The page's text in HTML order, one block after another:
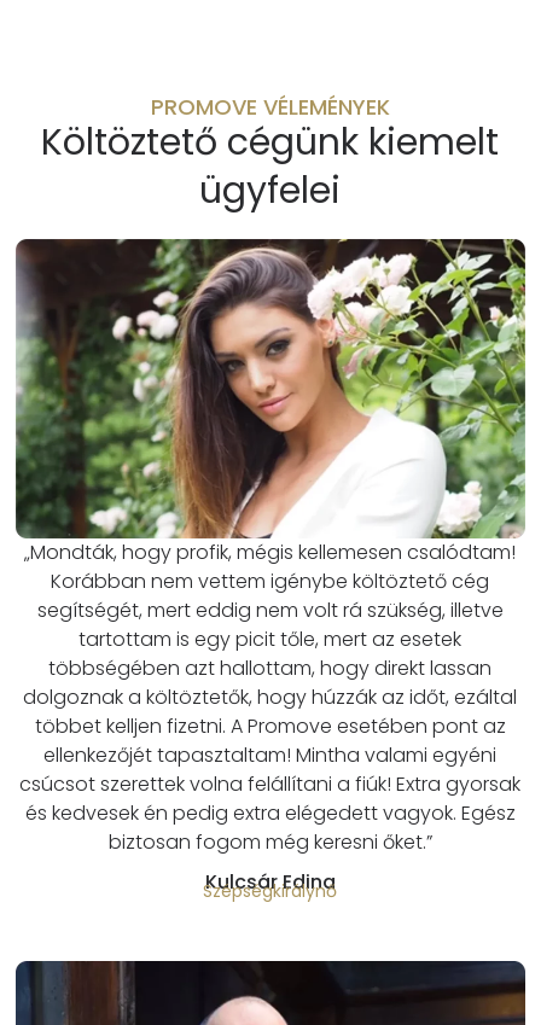
PROMOVE VÉLEMÉNYEK
Költöztető cégünk kiemelt
ügyfelei
„Mondták, hogy profik, mégis kellemesen csalódtam!
Korábban nem vettem igénybe költöztető cég
segítségét, mert eddig nem volt rá szükség, illetve
tartottam is egy picit tőle, mert az esetek
többségében azt hallottam, hogy direkt lassan
dolgoznak a költöztetők, hogy húzzák az időt, ezáltal
többet kelljen fizetni. A Promove esetében pont az
ellenkezőjét tapasztaltam! Mintha valami egyéni
csúcsot szerettek volna felállítani a fiúk! Extra gyorsak
és kedvesek én pedig extra elégedett vagyok. Egész
biztosan fogom még keresni őket.”
Kulcsár Edina
Szépségkirálynő